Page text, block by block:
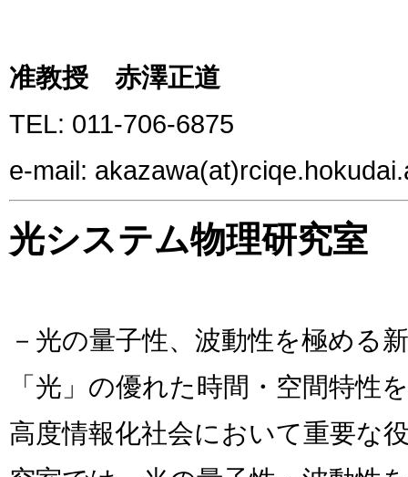
准教授 赤澤正道
TEL: 011-706-6875
e-mail:
光システム物理研究室
－光の量子性、波動性を極める
「光」の優れた時間・空間特性
高度情報化社会において重要な